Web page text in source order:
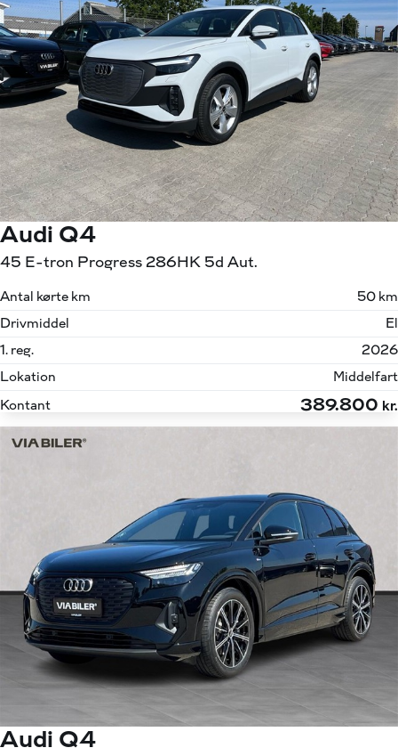
Audi Q4
45 E-tron Progress 286HK 5d Aut.
Antal kørte km
50 km
Drivmiddel
El
1. reg.
2026
Lokation
Middelfart
Kontant
389.800 kr.
Audi Q4